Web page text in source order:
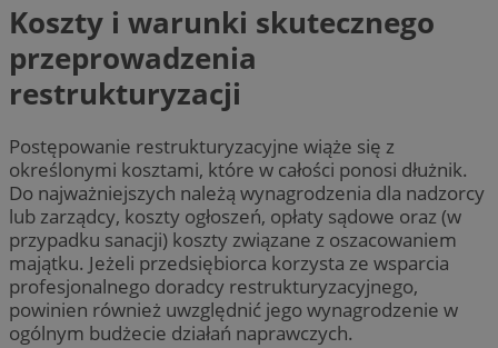
Koszty i warunki skutecznego
przeprowadzenia
restrukturyzacji
Postępowanie restrukturyzacyjne wiąże się z
określonymi kosztami, które w całości ponosi dłużnik.
Do najważniejszych należą wynagrodzenia dla nadzorcy
lub zarządcy, koszty ogłoszeń, opłaty sądowe oraz (w
przypadku sanacji) koszty związane z oszacowaniem
majątku. Jeżeli przedsiębiorca korzysta ze wsparcia
profesjonalnego doradcy restrukturyzacyjnego,
powinien również uwzględnić jego wynagrodzenie w
ogólnym budżecie działań naprawczych.